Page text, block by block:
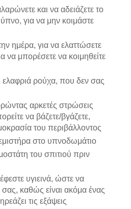
και να αδειάζετε το
για να μην κοιμάστε
ημέρα, για να ελαττώσετε
να μπορέσετε να κοιμηθείτε
ελαφριά ρούχα, που δεν σας
αρκετές στρώσεις
να βάζετε/βγάζετε,
του περιβάλλοντος
στο υπνοδωμάτιο
του σπιτιού πριν
υγιεινά, ώστε να
καθώς είναι ακόμα ένας
τις εξάψεις